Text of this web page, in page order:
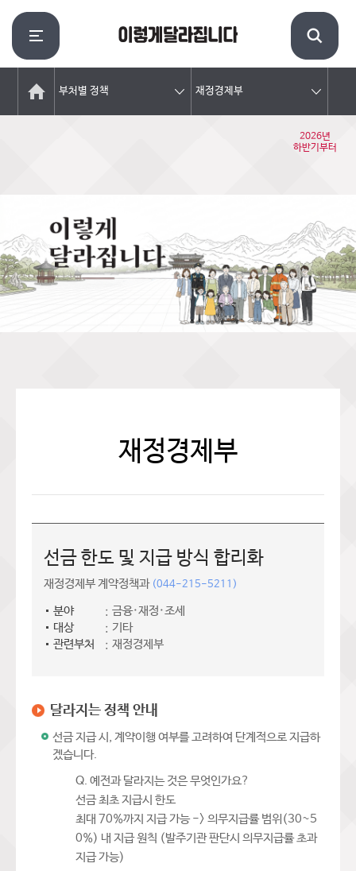
부처별 정책 재정경제부
2026년
하반기부터
재정경제부
선금 한도 및 지급 방식 합리화
재정경제부 계약정책과 (044-215-5211)
분야
금융·재정·조세
대상
기타
관련부처
재정경제부
달라지는 정책 안내
선금 지급 시, 계약이행 여부를 고려하여 단계적으로 지급하
겠습니다.
Q. 예전과 달라지는 것은 무엇인가요?
선금 최초 지급시 한도
최대 70%까지 지급 가능 -> 의무지급률 범위(30~5
0%) 내 지급 원칙 (발주기관 판단시 의무지급률 초과
지급 가능)